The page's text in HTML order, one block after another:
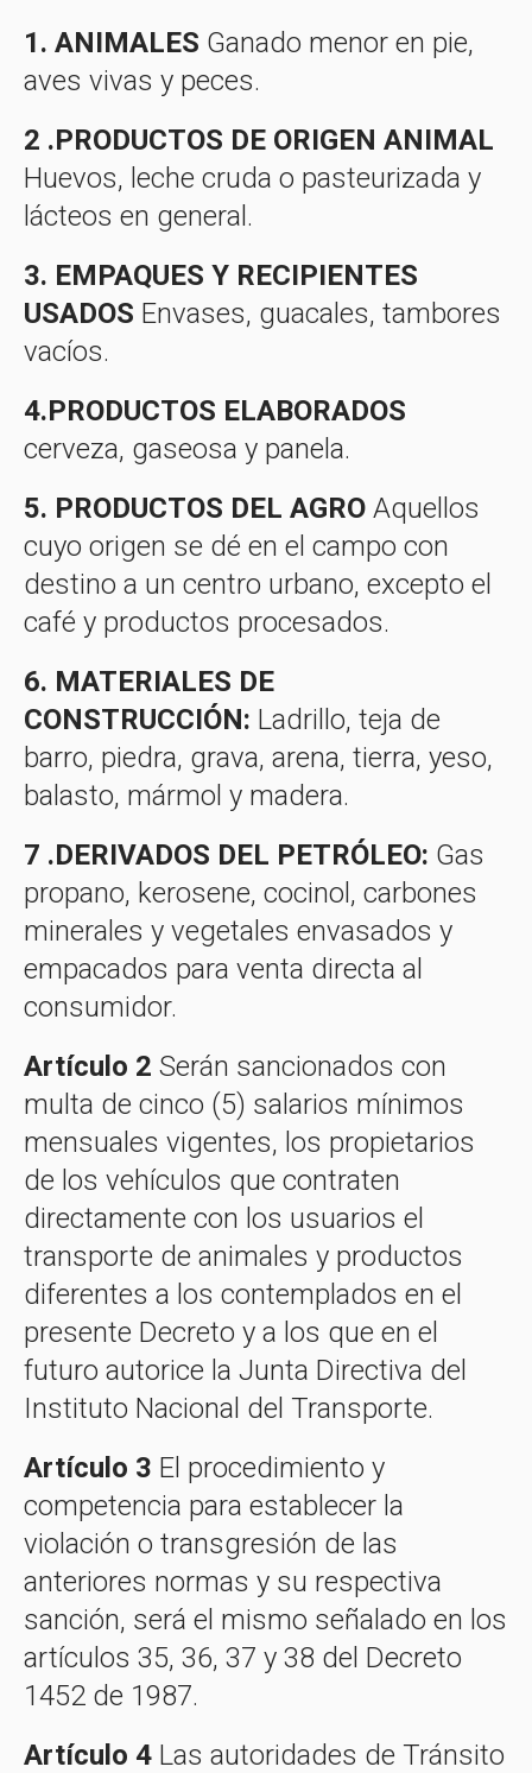
1. ANIMALES Ganado menor en pie,
aves vivas y peces.
2 .PRODUCTOS DE ORIGEN ANIMAL
Huevos, leche cruda o pasteurizada y
lácteos en general.
3. EMPAQUES Y RECIPIENTES
USADOS Envases, guacales, tambores
vacíos.
4.PRODUCTOS ELABORADOS
cerveza, gaseosa y panela.
5. PRODUCTOS DEL AGRO Aquellos
cuyo origen se dé en el campo con
destino a un centro urbano, excepto el
café y productos procesados.
6. MATERIALES DE
CONSTRUCCIÓN: Ladrillo, teja de
barro, piedra, grava, arena, tierra, yeso,
balasto, mármol y madera.
7 .DERIVADOS DEL PETRÓLEO: Gas
propano, kerosene, cocinol, carbones
minerales y vegetales envasados y
empacados para venta directa al
consumidor.
Artículo 2 Serán sancionados con
multa de cinco (5) salarios mínimos
mensuales vigentes, los propietarios
de los vehículos que contraten
directamente con los usuarios el
transporte de animales y productos
diferentes a los contemplados en el
presente Decreto y a los que en el
futuro autorice la Junta Directiva del
Instituto Nacional del Transporte.
Artículo 3 El procedimiento y
competencia para establecer la
violación o transgresión de las
anteriores normas y su respectiva
sanción, será el mismo señalado en los
artículos 35, 36, 37 y 38 del Decreto
1452 de 1987.
Artículo 4 Las autoridades de Tránsito